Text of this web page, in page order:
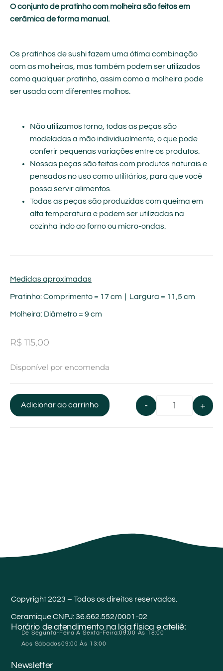
O conjunto de pratinho com molheira são feitos em
cerâmica de forma manual.
Os pratinhos de sushi fazem uma ótima combinação
com as molheiras, mas também podem ser utilizados
como qualquer pratinho, assim como a molheira pode
ser usada com diferentes molhos.
Não utilizamos torno, todas as peças são
modeladas a mão individualmente, o que pode
conferir pequenas variações entre os produtos.
Nossas peças são feitas com produtos naturais e
pensados no uso como utilitários, para que você
possa servir alimentos.
Todas as peças são produzidas com queima em
alta temperatura e podem ser utilizadas na
cozinha indo ao forno ou micro-ondas.
Medidas aproximadas
Pratinho: Comprimento = 17 cm | Largura = 11,5 cm
Molheira: Diâmetro = 9 cm
R$ 115,00
Disponível por encomenda
- +
Adicionar ao carrinho
Copyright 2023 – Todos os direitos reservados.
Ceramique CNPJ: 36.662.552/0001-02
Horário de atendimento na loja física e ateliê:
De Segunta-Feira A Sexta-Feira:09:00 Às 18:00
Aos Sábados09:00 Às 13:00
Newsletter